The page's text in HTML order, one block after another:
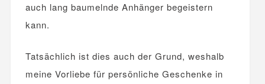
auch lang baumelnde Anhänger begeistern
kann.
Tatsächlich ist dies auch der Grund, weshalb
meine Vorliebe für persönliche Geschenke in